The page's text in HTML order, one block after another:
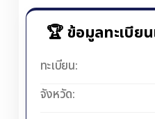
🏆 ข้อมูลทะเบีย
ทะเบียน:
จังหวัด: